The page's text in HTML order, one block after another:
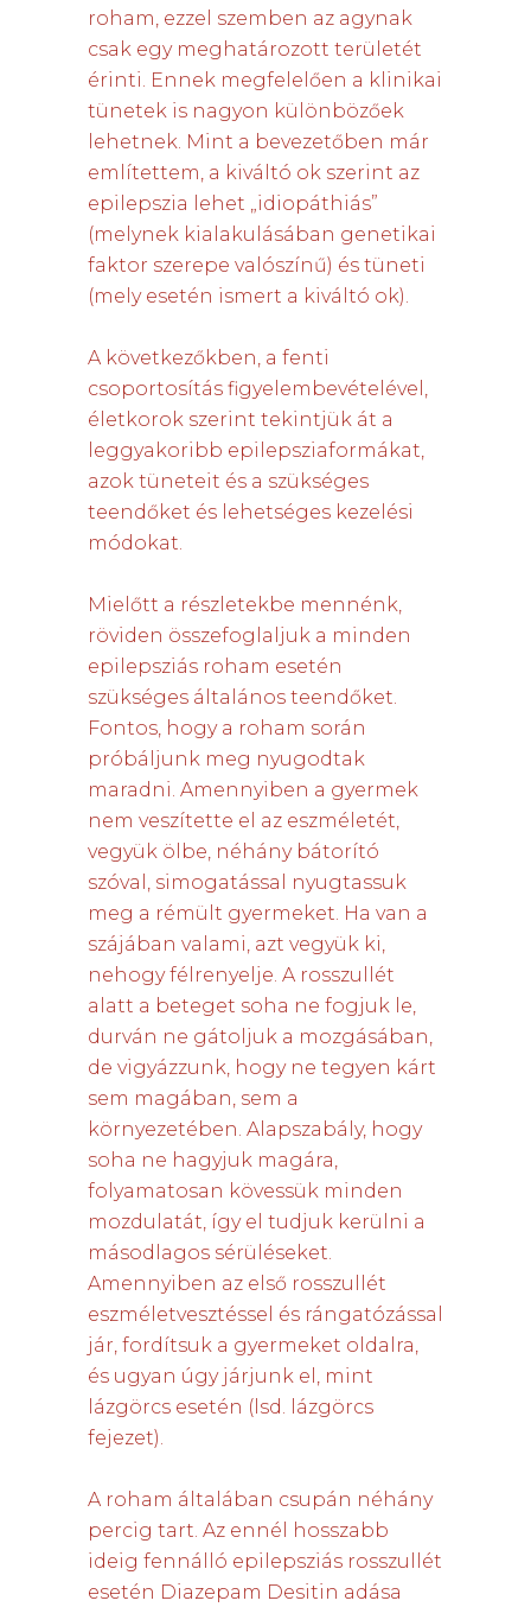
roham, ezzel szemben az agynak
csak egy meghatározott területét
érinti. Ennek megfelelően a klinikai
tünetek is nagyon különbözőek
lehetnek. Mint a bevezetőben már
említettem, a kiváltó ok szerint az
epilepszia lehet „idiopáthiás”
(melynek kialakulásában genetikai
faktor szerepe valószínű) és tüneti
(mely esetén ismert a kiváltó ok).
A következőkben, a fenti
csoportosítás figyelembevételével,
életkorok szerint tekintjük át a
leggyakoribb epilepsziaformákat,
azok tüneteit és a szükséges
teendőket és lehetséges kezelési
módokat.
Mielőtt a részletekbe mennénk,
röviden összefoglaljuk a minden
epilepsziás roham esetén
szükséges általános teendőket.
Fontos, hogy a roham során
próbáljunk meg nyugodtak
maradni. Amennyiben a gyermek
nem veszítette el az eszméletét,
vegyük ölbe, néhány bátorító
szóval, simogatással nyugtassuk
meg a rémült gyermeket. Ha van a
szájában valami, azt vegyük ki,
nehogy félrenyelje. A rosszullét
alatt a beteget soha ne fogjuk le,
durván ne gátoljuk a mozgásában,
de vigyázzunk, hogy ne tegyen kárt
sem magában, sem a
környezetében. Alapszabály, hogy
soha ne hagyjuk magára,
folyamatosan kövessük minden
mozdulatát, így el tudjuk kerülni a
másodlagos sérüléseket.
Amennyiben az első rosszullét
eszméletvesztéssel és rángatózással
jár, fordítsuk a gyermeket oldalra,
és ugyan úgy járjunk el, mint
lázgörcs esetén (lsd. lázgörcs
fejezet).
A roham általában csupán néhány
percig tart. Az ennél hosszabb
ideig fennálló epilepsziás rosszullét
esetén Diazepam Desitin adása